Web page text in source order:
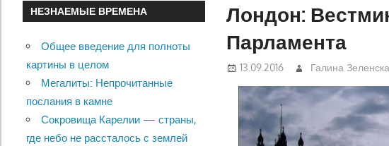
Лондон:
Парламента
13.09.2016 Галина
НЕЗНАЕМЫЕ ВРЕМЕНА
Общее введение для полноты
картины в целом
Мегалиты: Непрочитанные
послания в камне
Сокровища Карелии — страны,
где небо не рассталось с землей